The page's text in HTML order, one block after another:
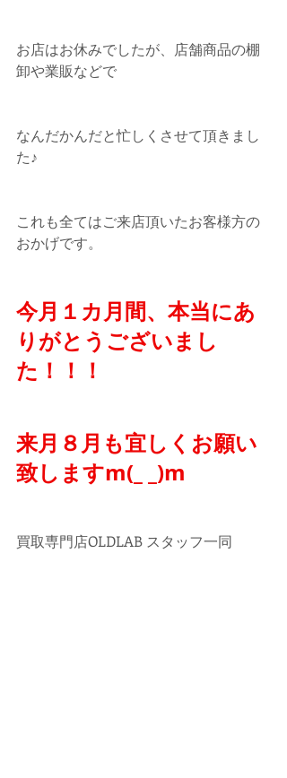
お店はお休みでしたが、店舗商品の棚
卸や業販などで
なんだかんだと忙しくさせて頂きまし
た♪
これも全てはご来店頂いたお客様方の
おかげです。
今月１カ月間、本当にあ
りがとうございまし
た！！！
来月８月も宜しくお願い
致しますm(_ _)m
買取専門店OLDLAB スタッフ一同